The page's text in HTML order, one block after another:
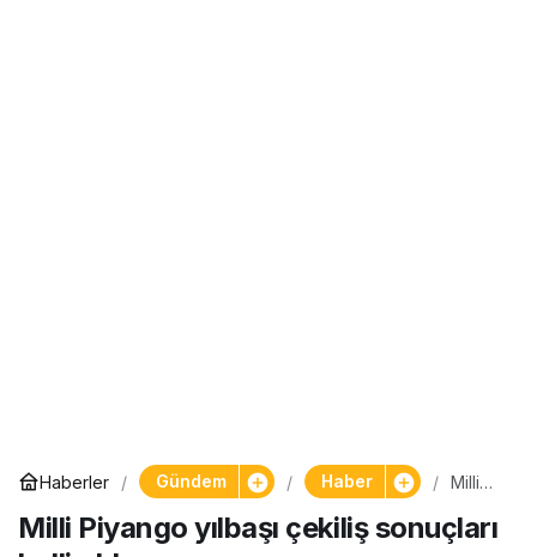
Haberler Gündem Haber
Milli
o
yılbaşı
Milli Piyango yılbaşı çekiliş sonuçları